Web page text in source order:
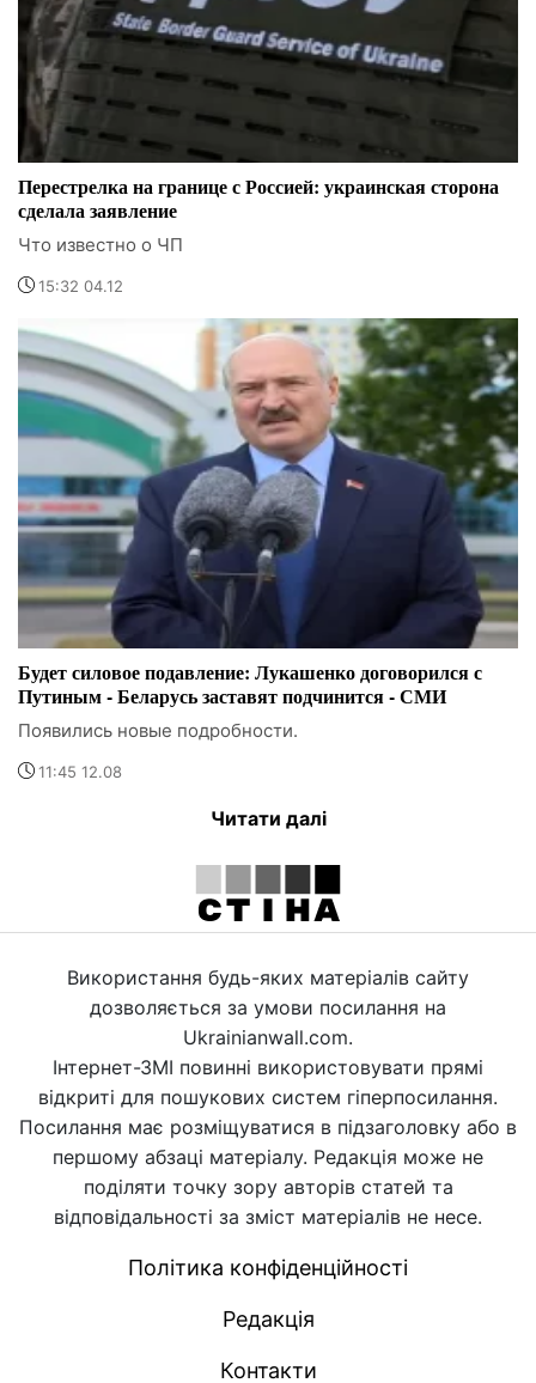
Перестрелка на границе с Россией: украинская сторона
сделала заявление
Что известно о ЧП
15:32 04.12
Будет силовое подавление: Лукашенко договорился с
Путиным - Беларусь заставят подчинится - СМИ
Появились новые подробности.
11:45 12.08
Читати далі
Використання будь-яких матеріалів сайту
дозволяється за умови посилання на
Ukrainianwall.com.
Інтернет-ЗМІ повинні використовувати прямі
відкриті для пошукових систем гіперпосилання.
Посилання має розміщуватися в підзаголовку або в
першому абзаці матеріалу. Редакція може не
поділяти точку зору авторів статей та
відповідальності за зміст матеріалів не несе.
Політика конфіденційності
Редакція
Контакти